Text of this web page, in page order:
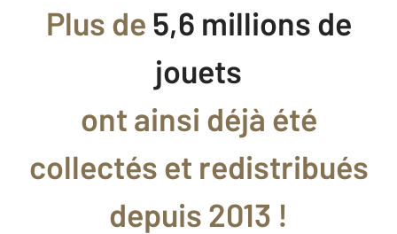
Plus de 5,6 millions de
jouets
ont ainsi déjà été
collectés et redistribués
depuis 2013 !